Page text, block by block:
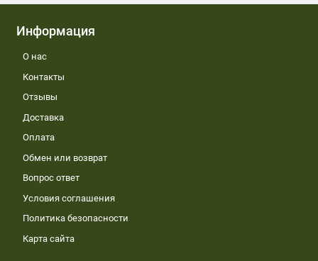
Информация
О нас
Контакты
Отзывы
Доставка
Оплата
Обмен или возврат
Вопрос ответ
Условия соглашения
Политика безопасности
Карта сайта